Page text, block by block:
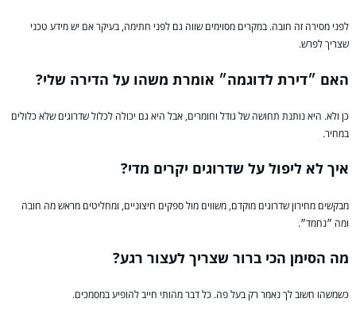
לפני מסירה זה חובה. במקרים מסוימים שווה גם לפני חתימה, בעיקר אם יש מידע טכני
שצריך לפרש.
האם ״דירת לדוגמה״ אומרת משהו על הדירה שלי?
כן ולא. היא נותנת תחושה של גודל וחומרים, אבל היא גם יכולה לכלול שדרוגים שלא כלולים
במחיר.
איך לא ליפול על שדרוגים יקרים מדי?
מבקשים מחירון שדרוגים מוקדם, משווים מול ספקים חיצוניים, ומחליטים מראש מה חובה
ומה ״נחמד״.
מה הסימן הכי ברור שצריך לעצור רגע?
כשמשהו חשוב לך נאמר רק בעל פה. כל דבר מהותי חייב להופיע במסמכים.